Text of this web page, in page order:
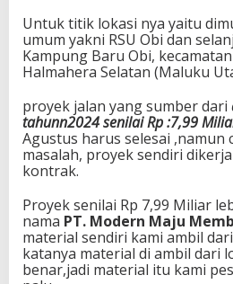
Untuk titik lokasi nya yaitu
umum yakni RSU Obi dan
Kampung Baru Obi,
Halmahera Selatan (Maluku
proyek jalan yang sumber dari
tahunn2024 senilai Rp :7,99
Agustus harus selesai ,namun
masalah, proyek sendiri
kontrak.
Proyek senilai Rp 7,99 Miliar
nama PT. Modern Maju
material sendiri kami ambil
katanya material di ambil dari
benar,jadi material itu kami